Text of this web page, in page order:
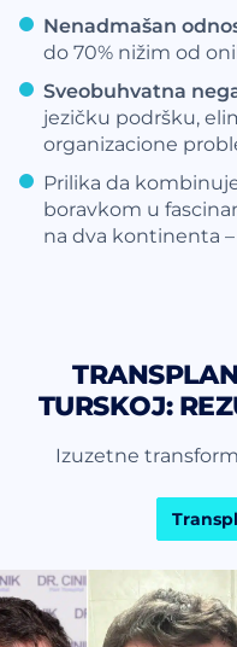
Nenadmašan
do 70% nižim od
Sveobuhvatna
jezičku podršku,
organizacione
Prilika da
boravkom u
na dva kontinenta –
TURSKOJ:
Izuzetne